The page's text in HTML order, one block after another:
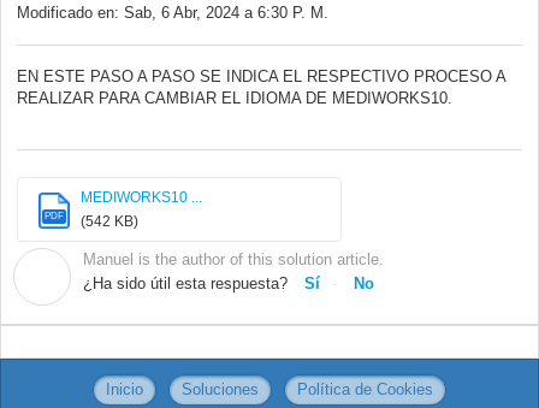
Modificado en: Sab, 6 Abr, 2024 a 6:30 P. M.
EN ESTE PASO A PASO SE INDICA EL RESPECTIVO PROCESO A
REALIZAR PARA CAMBIAR EL IDIOMA DE MEDIWORKS10.
PDF
MEDIWORKS10 ...
(542 KB)
Manuel is the author of this solution article.
¿Ha sido útil esta respuesta?
Sí No
Inicio Soluciones Política de Cookies